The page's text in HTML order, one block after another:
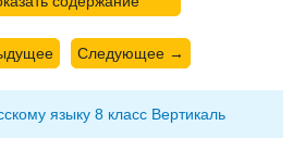
Следующее →
языку 8 класс Вертикаль